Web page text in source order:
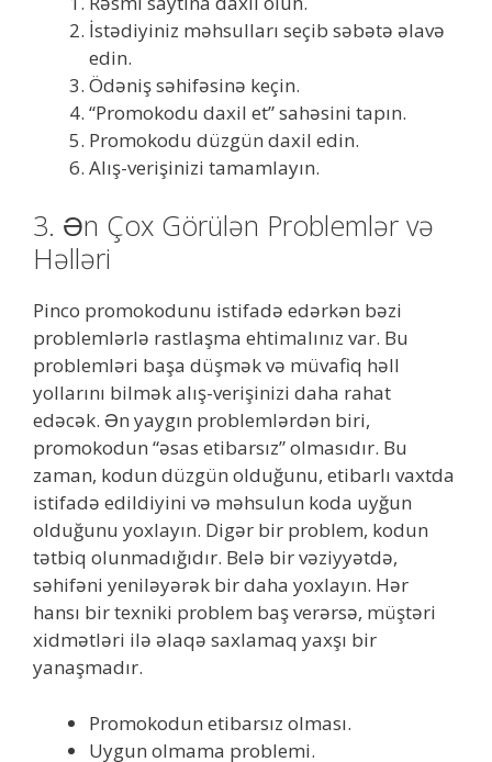
İstədiyiniz məhsulları seçib səbətə əlavə
edin.
Ödəniş səhifəsinə keçin.
“Promokodu daxil et” sahəsini tapın.
Promokodu düzgün daxil edin.
Alış-verişinizi tamamlayın.
3. Ən Çox Görülən Problemlər və
Həlləri
Pinco promokodunu istifadə edərkən bəzi
problemlərlə rastlaşma ehtimalınız var. Bu
problemləri başa düşmək və müvafiq həll
yollarını bilmək alış-verişinizi daha rahat
edəcək. Ən yaygın problemlərdən biri,
promokodun “əsas etibarsız” olmasıdır. Bu
zaman, kodun düzgün olduğunu, etibarlı vaxtda
istifadə edildiyini və məhsulun koda uyğun
olduğunu yoxlayın. Digər bir problem, kodun
tətbiq olunmadığıdır. Belə bir vəziyyətdə,
səhifəni yeniləyərək bir daha yoxlayın. Hər
hansı bir texniki problem baş verərsə, müştəri
xidmətləri ilə əlaqə saxlamaq yaxşı bir
yanaşmadır.
Promokodun etibarsız olması.
Uygun olmama problemi.